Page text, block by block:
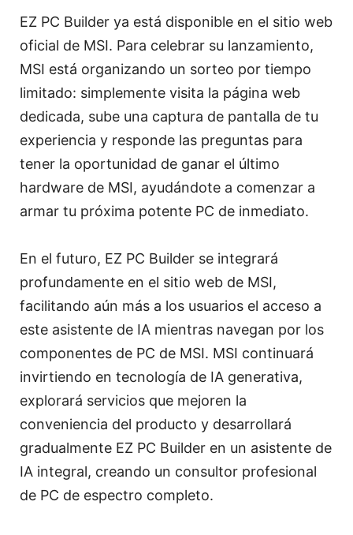
EZ PC Builder ya está disponible en el sitio web
oficial de MSI. Para celebrar su lanzamiento,
MSI está organizando un sorteo por tiempo
limitado: simplemente visita la página web
dedicada, sube una captura de pantalla de tu
experiencia y responde las preguntas para
tener la oportunidad de ganar el último
hardware de MSI, ayudándote a comenzar a
armar tu próxima potente PC de inmediato.
En el futuro, EZ PC Builder se integrará
profundamente en el sitio web de MSI,
facilitando aún más a los usuarios el acceso a
este asistente de IA mientras navegan por los
componentes de PC de MSI. MSI continuará
invirtiendo en tecnología de IA generativa,
explorará servicios que mejoren la
conveniencia del producto y desarrollará
gradualmente EZ PC Builder en un asistente de
IA integral, creando un consultor profesional
de PC de espectro completo.